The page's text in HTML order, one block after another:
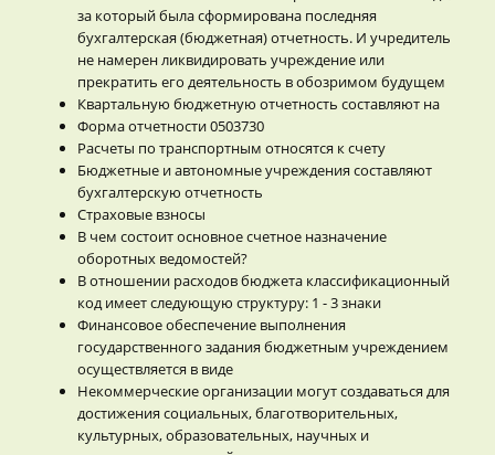
за который была сформирована последняя
бухгалтерская (бюджетная) отчетность. И учредитель
не намерен ликвидировать учреждение или
прекратить его деятельность в обозримом будущем
Квартальную бюджетную отчетность составляют на
Форма отчетности 0503730
Расчеты по транспортным относятся к счету
Бюджетные и автономные учреждения составляют
бухгалтерскую отчетность
Страховые взносы
В чем состоит основное счетное назначение
оборотных ведомостей?
В отношении расходов бюджета классификационный
код имеет следующую структуру: 1 - 3 знаки
Финансовое обеспечение выполнения
государственного задания бюджетным учреждением
осуществляется в виде
Некоммерческие организации могут создаваться для
достижения социальных, благотворительных,
культурных, образовательных, научных и